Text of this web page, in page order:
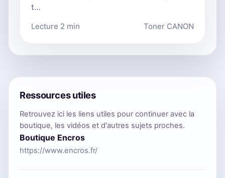
t…
Lecture 2 min Toner CANON
Ressources utiles
Retrouvez ici les liens utiles pour continuer avec la
boutique, les vidéos et d'autres sujets proches.
Boutique Encros
https://www.encros.fr/